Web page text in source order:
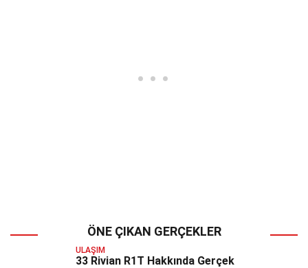
ÖNE ÇIKAN GERÇEKLER
ULAŞIM
33 Rivian R1T Hakkında Gerçek